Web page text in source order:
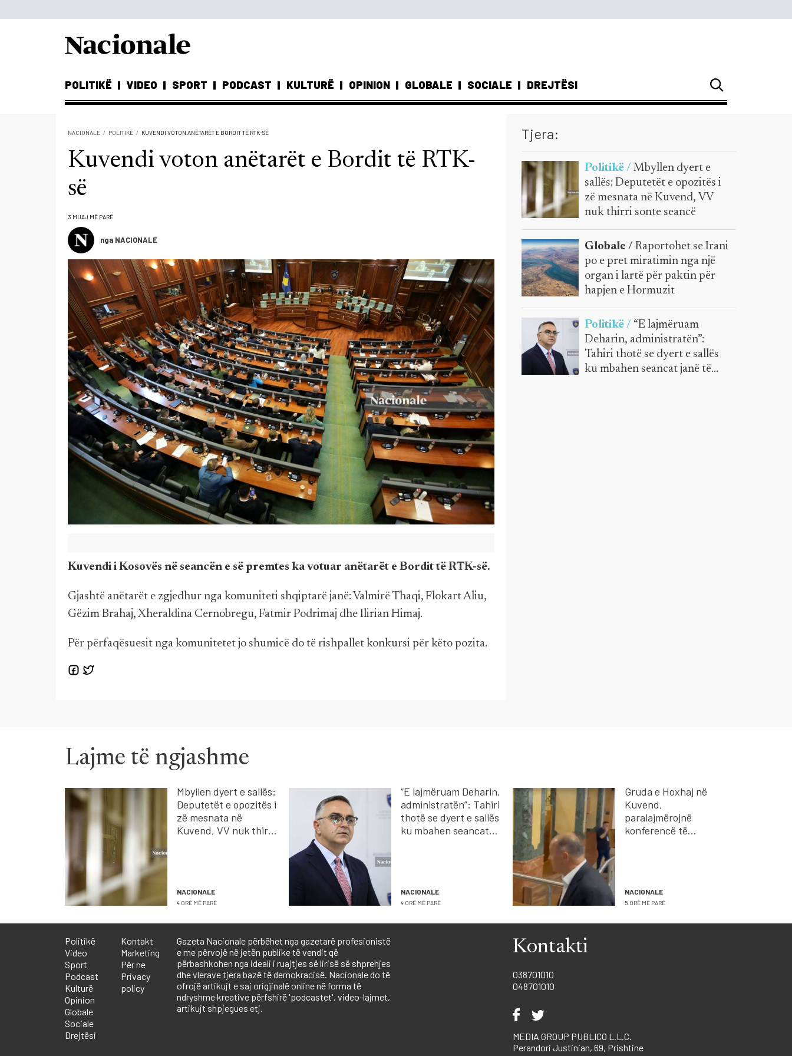
POLITIKË VIDEO SPORT PODCAST KULTURË OPINION GLOBALE SOCIALE DREJTËSI
NACIONALE POLITIKË KUVENDI VOTON ANËTARËT E BORDIT TË RTK-SË
Kuvendi voton anëtarët e Bordit të RTK-
së
3 MUAJ MË PARË
nga NACIONALE
Kuvendi i Kosovës në seancën e së premtes ka votuar anëtarët e Bordit të RTK-së.
Gjashtë anëtarët e zgjedhur nga komuniteti shqiptarë janë: Valmirë Thaqi, Flokart Aliu,
Gëzim Brahaj, Xheraldina Cernobregu, Fatmir Podrimaj dhe Ilirian Himaj.
Për përfaqësuesit nga komunitetet jo shumicë do të rishpallet konkursi për këto pozita.
Tjera:
Politikë /Mbyllen dyert e
sallës: Deputetët e opozitës i
zë mesnata në Kuvend, VV
nuk thirri sonte seancë
Globale /Raportohet se Irani
po e pret miratimin nga një
organ i lartë për paktin për
hapjen e Hormuzit
Politikë / “E lajmëruam
Deharin, administratën”:
Tahiri thotë se dyert e sallës
ku mbahen seancat janë të
Lajme të ngjashme
Mbyllen dyert e sallës:
Deputetët e opozitës i
zë mesnata në
Kuvend, VV nuk thirri
NACIONALE
4 ORË MË PARË
“E lajmëruam Deharin,
administratën”: Tahiri
thotë se dyert e sallës
ku mbahen seancat
NACIONALE
4 ORË MË PARË
Gruda e Hoxhaj në
Kuvend,
paralajmërojnë
konferencë të
NACIONALE
5 ORË MË PARË
Politikë
Video
Sport
Podcast
Kulturë
Opinion
Globale
Sociale
Drejtësi
Kontakt
Marketing
Për ne
Privacy
policy
Gazeta Nacionale përbëhet nga gazetarë profesionistë
e me përvojë në jetën publike të vendit që
përbashkohen nga ideali i ruajtjes së lirisë së shprehjes
dhe vlerave tjera bazë të demokracisë. Nacionale do të
ofrojë artikujt e saj origjinalë online në forma të
ndryshme kreative përfshirë 'podcastet', video-lajmet,
artikujt shpjegues etj.
Kontakti
038701010
048701010
MEDIA GROUP PUBLICO L.L.C.
Perandori Justinian, 69, Prishtine